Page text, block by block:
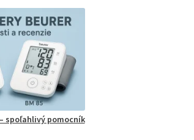
si
vybrať
tlakomer:
Kompletný
sprievodca
pre
domácnosti
aj
profesionálov
spoľahlivý pomocník